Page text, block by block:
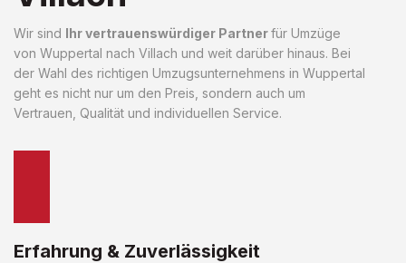
Wir sind Ihr vertrauenswürdiger Partnerfür Umzüge
von Wuppertal nach Villach und weit darüber hinaus. Bei
der Wahl des richtigen Umzugsunternehmens in Wuppertal
geht es nicht nur um den Preis, sondern auch um
Vertrauen, Qualität und individuellen Service.
Erfahrung & Zuverlässigkeit